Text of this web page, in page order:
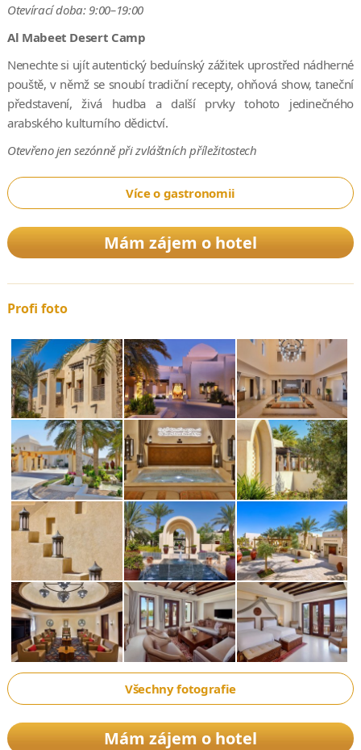
Otevírací doba: 9:00–19:00
Al Mabeet Desert Camp
Nenechte si ujít autentický beduínský zážitek uprostřed nádherné
pouště, v němž se snoubí tradiční recepty, ohňová show, taneční
představení, živá hudba a další prvky tohoto jedinečného
arabského kulturního dědictví.
Otevřeno jen sezónně při zvláštních příležitostech
Více o gastronomii
Mám zájem o hotel
Profi foto
Všechny fotografie
Mám zájem o hotel